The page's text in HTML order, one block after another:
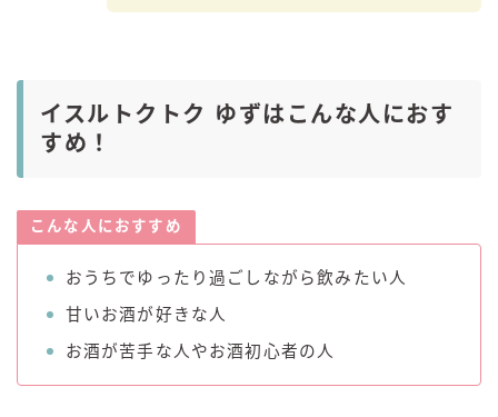
イスルトクトク ゆずはこんな人におす
すめ！
こんな人におすすめ
おうちでゆったり過ごしながら飲みたい人
甘いお酒が好きな人
お酒が苦手な人やお酒初心者の人